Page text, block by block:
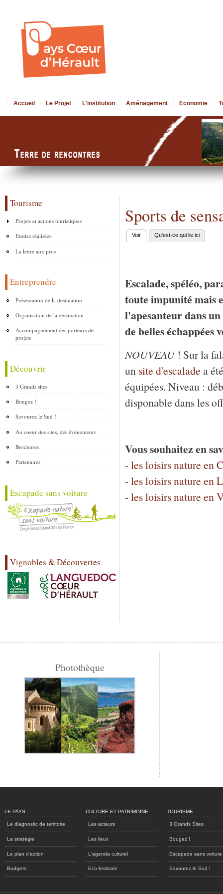
Menu principal
Accueil Le Projet L'institution Aménagement Economie
Tourisme
Projets et actions touristiques
Etudes réalisées
La lettre aux pros
Entreprendre
Présentation de la destination
Organisation de la destination
Accompagnement des porteurs de
projets
Découvrir
3 Grands sites
Bougez !
Savourez le Sud !
Au coeur des sites, des évènements
Brochures
Partenaires
Escapade sans voiture
Vignobles & Découvertes
Sports de
Onglets principaux
Voir (onglet actif)
Qu'est-ce qui lie ici
Escalade, spéléo,
toute impunité mais
l'apesanteur dans
de belles échappées
NOUVEAU ! Sur la
un site d'escalade a
équipées. Niveau :
disponable dans les
Vous souhaitez en
-les loisirs nature en
-les loisirs nature en
-les loisirs nature en
Photothèque
LE PAYS
Le diagnositc de territoire
La stratégie
Le plan d'action
Budgets
CULTURE ET PATRIMOINE
Les acteurs
Les lieux
L'agenda culturel
Eco-festivals
TOURISME
3 Grands Sites
Bougez !
Escapade sans voiture
Savourez le Sud !